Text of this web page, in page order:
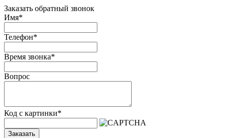
Заказать обратный звонок
Имя*
Телефон*
Время звонка*
Вопрос
Код с картинки*
Заказать